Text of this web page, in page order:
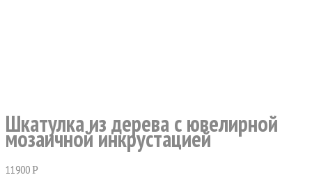
Шкатулка из дерева с ювелирной
мозаичной инкрустацией
11900Р